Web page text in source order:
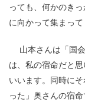
っても、何かのき
に向かって集まっ
山本さんは「国
は、私の宿命だと
いいます。同時に
った」奥さんの宿命